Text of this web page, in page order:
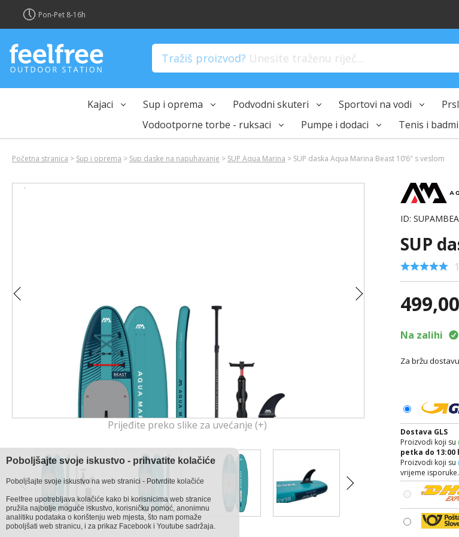
Pon-Pet 8-16h
Tražiš proizvod? Unesite traženu riječ...
Kajaci Sup i oprema Podvodni skuteri Sportovi na vodi
Vodootporne torbe - ruksaci
Pumpe i dodaci Tenis i
Početna stranica > Sup i oprema > Sup daske na napuhavanje > SUP Aqua Marina > SUP daska Aqua Marina Beast 10’6″ s veslom
Prijeđite preko slike za uvećanje (+)
ID:
SUP
Na zalihi
Za bržu
Dostava GLS
Proizvodi koji su
petka do 13:00
Proizvodi koji su
vrijeme isporuke.
Poboljšajte svoje iskustvo - prihvatite kolačiće
Poboljšajte svoje iskustvo na web stranici - Potvrdite kolačiće
Feelfree upotrebljava kolačiće kako bi korisnicima web stranice
pružila najbolje moguće iskustvo, korisničku pomoć, anonimnu
analitiku podataka o korištenju web mjesta, što nam pomaže
poboljšati web stranicu, i za prikaz Facebook i Youtube sadržaja.